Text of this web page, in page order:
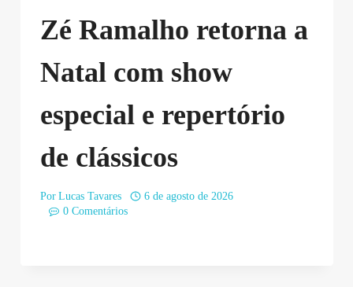
Zé Ramalho retorna a
Natal com show
especial e repertório
de clássicos
Por Lucas Tavares
6 de agosto de 2026
0 Comentários